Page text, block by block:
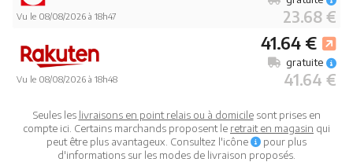
Vu le 08/08/2026 à 18h47 23.68 €
Vu le 08/08/2026 à 18h48
41.64 €
41.64 €
gratuite
Seules les livraisons en point relais ou à domicilesont prises en
compte ici. Certains marchands proposent le retrait en magasin qui
peut être plus avantageux. Consultez l'icône
pour plus
d'informations sur les modes de livraison proposés.